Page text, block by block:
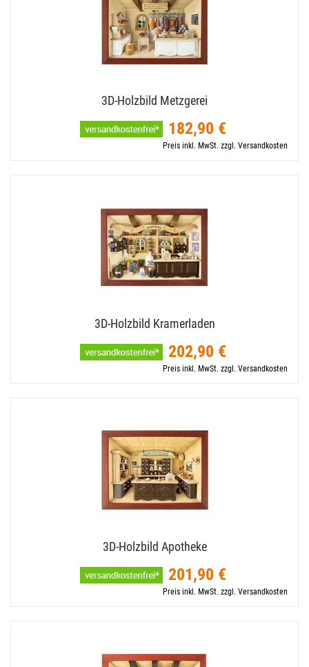
3D-​Holzbild Metzgerei
182,90 €
Preis inkl. MwSt. zzgl. Versandkosten
3D-​Holzbild Kramerladen
202,90 €
Preis inkl. MwSt. zzgl. Versandkosten
3D-​Holzbild Apotheke
201,90 €
Preis inkl. MwSt. zzgl. Versandkosten